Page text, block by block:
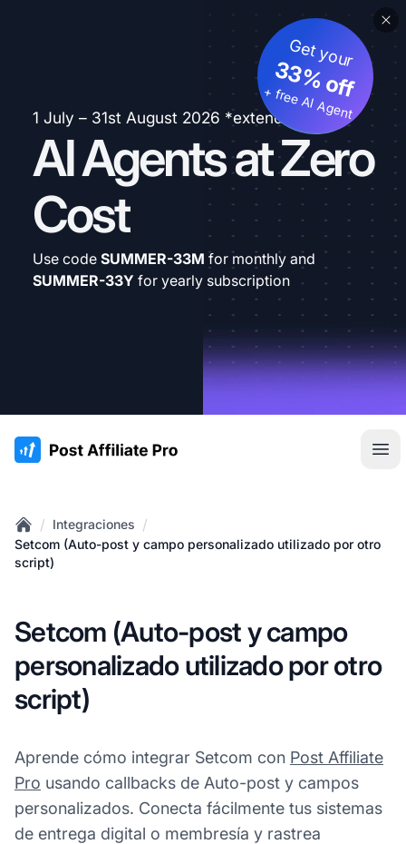
1 July – 31st August 2026 *extended
AI Agents at Zero
Cost
Get your
33% off
+ free AI Agent
Use code SUMMER-33M for monthly and
SUMMER-33Y for yearly subscription
:site.title
Home
/ Integraciones /
Setcom (Auto-post y campo personalizado utilizado por otro
script)
Setcom (Auto-post y campo
personalizado utilizado por otro
script)
Aprende cómo integrar Setcom con Post Affiliate
Pro usando callbacks de Auto-post y campos
personalizados. Conecta fácilmente tus sistemas
de entrega digital o membresía y rastrea